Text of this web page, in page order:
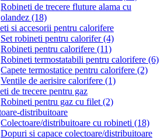
Robineti de trecere fluture alama cu
olandez (18)
si accesorii pentru calorifere
Set robineti pentru calorifer(4)
Robineti pentru calorifere (11)
Robineti termostatabili pentru calorifere (6)
Capete termostatice pentru calorifere (2)
Ventile de aerisire calorifere (1)
de trecere pentru gaz
Robineti pentru gaz cu filet (2)
distribuitoare
Colectoare/distribuitoare cu robineti (18)
Dopuri si capace colectoare/distribuitoare